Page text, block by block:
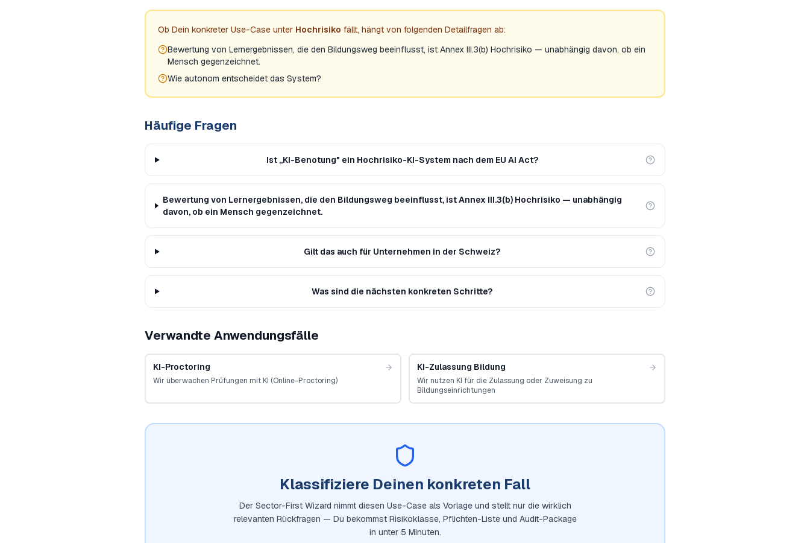
Ob Dein konkreter Use-Case unter Hochrisiko fällt, hängt von folgenden Detailfragen ab:
Bewertung von Lernergebnissen, die den Bildungsweg beeinflusst, ist Annex III.3(b) Hochrisiko — unabhängig davon, ob ein
Mensch gegenzeichnet.
Wie autonom entscheidet das System?
Häufige Fragen
Ist „KI-Benotung" ein Hochrisiko-KI-System nach dem EU AI Act?
Bewertung von Lernergebnissen, die den Bildungsweg beeinflusst, ist Annex III.3(b) Hochrisiko — unabhängig
davon, ob ein Mensch gegenzeichnet.
Gilt das auch für Unternehmen in der Schweiz?
Was sind die nächsten konkreten Schritte?
Verwandte Anwendungsfälle
KI-Proctoring
Wir überwachen Prüfungen mit KI (Online-Proctoring)
KI-Zulassung Bildung
Wir nutzen KI für die Zulassung oder Zuweisung zu
Bildungseinrichtungen
Klassifiziere Deinen konkreten Fall
Der Sector-First Wizard nimmt diesen Use-Case als Vorlage und stellt nur die wirklich
relevanten Rückfragen — Du bekommst Risikoklasse, Pflichten-Liste und Audit-Package
in unter 5 Minuten.